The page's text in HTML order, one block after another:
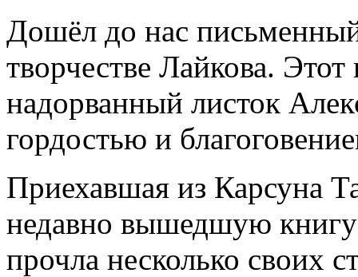
Дошёл до нас
творчестве Лайкова.
надорванный листок
гордостью и
Приехавшая из Карсуна
недавно вышедшую
прочла несколько своих